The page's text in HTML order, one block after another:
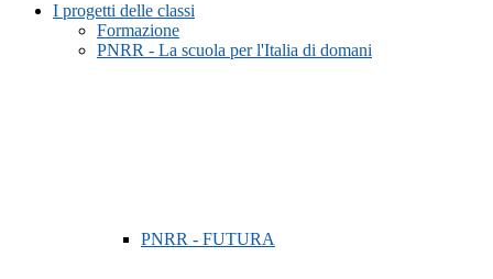
I progetti delle classi
Formazione
PNRR - La scuola per l'Italia di domani
PNRR - FUTURA